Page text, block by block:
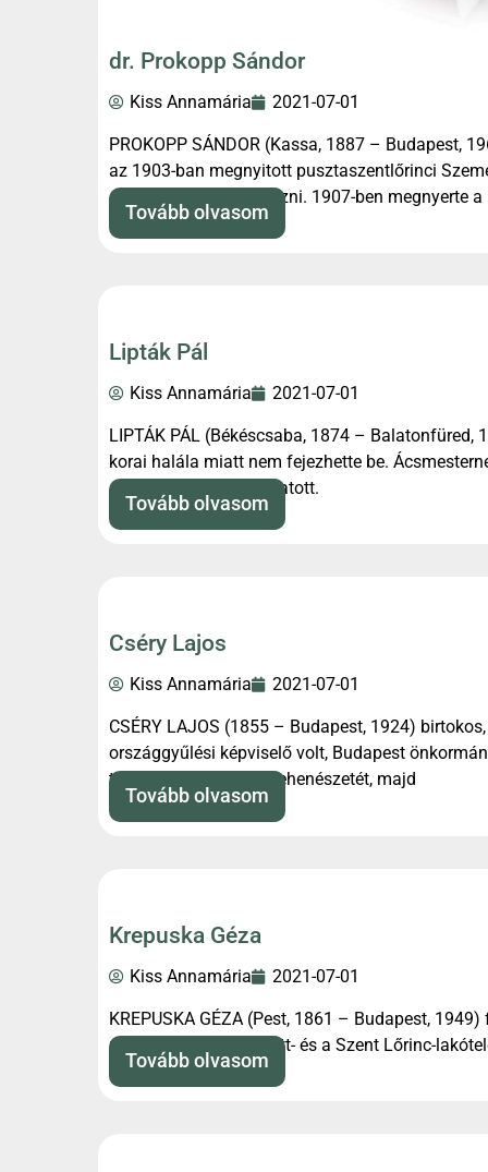
dr. Prokopp Sándor
Kiss Annamária 2021-07-01
PROKOPP SÁNDOR (Kassa, 1887 – Budapest,
az 1903-ban megnyitott pusztaszentlőrinci
céllövészettel foglalkozni. 1907-ben megnyerte a
Tovább olvasom
Lipták Pál
Kiss Annamária 2021-07-01
LIPTÁK PÁL (Békéscsaba, 1874 –
korai halála miatt nem fejezhette be.
száz munkást irányíthatott.
Tovább olvasom
Cséry Lajos
Kiss Annamária 2021-07-01
CSÉRY LAJOS (1855 – Budapest, 1924)
országgyűlési képviselő volt, Budapest
területén rendezte be tehenészetét, majd
Tovább olvasom
Krepuska Géza
Kiss Annamária 2021-07-01
KREPUSKA GÉZA (Pest, 1861 – Budapest,
majorságban (a Gloriett- és a Szent Lőrinc-
Tovább olvasom